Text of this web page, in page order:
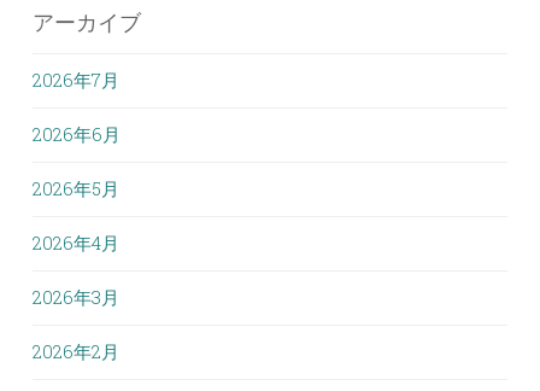
アーカイブ
2026年7月
2026年6月
2026年5月
2026年4月
2026年3月
2026年2月